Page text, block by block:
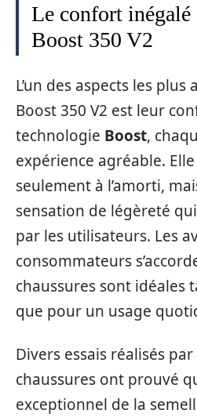
Le confort inégalé
Boost 350 V2
L’un des aspects les plus
Boost 350 V2 est leur
technologie Boost,
expérience agréable.
seulement à l’amorti,
sensation de légèreté
par les utilisateurs. Les
consommateurs
chaussures sont idéales
que pour un usage
Divers essais réalisés
chaussures ont prouvé
exceptionnel de la